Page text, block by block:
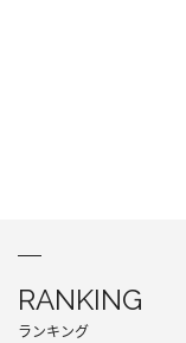
RANKING
ランキング